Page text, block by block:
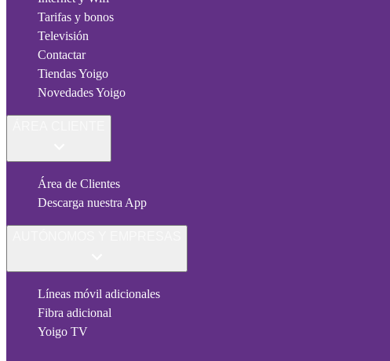
Tarifas y bonos
Televisión
Contactar
Tiendas Yoigo
Novedades Yoigo
Área de Clientes
Descarga nuestra App
Líneas móvil adicionales
Fibra adicional
Yoigo TV